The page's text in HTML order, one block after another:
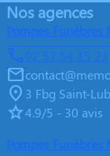
Nos agences
Pompes Funèbres
02 57 54 15 23
3 Fbg Saint-
4.9/5 - 30 avis
Pompes Funèbres